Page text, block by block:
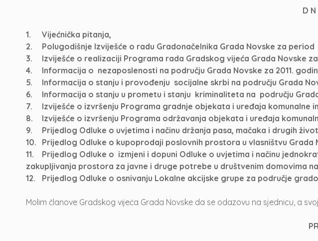
D
1.
Vijećnička pitanja,
2.
Polugodišnje Izviješće o radu Gradonačelnika Grada Novske za period
3.
Izviješće o realizaciji Programa rada Gradskog vijeća Grada Novske za
4.
Informacija o nezaposlenosti na području Grada Novske za 2011.
5.
Informacija o stanju i provođenju socijalne skrbi na području Grada
6.
Informacija o stanju u prometu i stanju kriminaliteta na području Grada
7.
Izviješće o izvršenju Programa gradnje objekata i uređaja komunalne
8.
Izviješće o izvršenju Programa održavanja objekata i uređaja
9.
Prijedlog Odluke o uvjetima i načinu držanja pasa, mačaka i drugih
10.
Prijedlog Odluke o kupoprodaji poslovnih prostora u vlasništvu Grada
11.
Prijedlog Odluke o izmjeni i dopuni Odluke o uvjetima i načinu
zakupljivanja prostora za javne i druge potrebe u društvenim domovima
12.
Prijedlog Odluke o osnivanju Lokalne akcijske grupe za područje
Molim članove Gradskog vijeća Grada Novske da se odazovu na sjednicu, a